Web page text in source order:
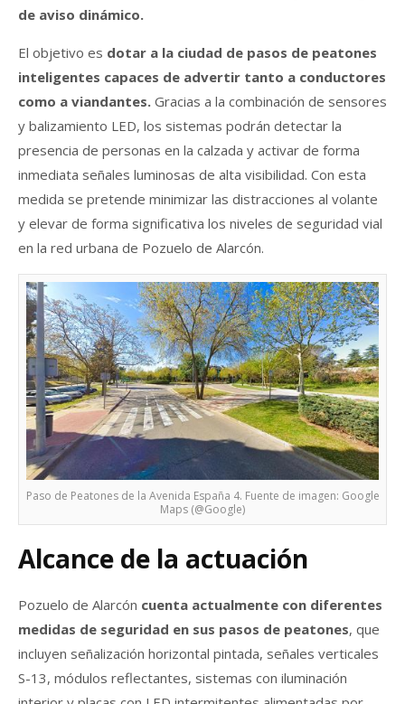
de aviso dinámico.
El objetivo es dotar a la ciudad de pasos de peatones
inteligentes capaces de advertir tanto a conductores
como a viandantes. Gracias a la combinación de sensores
y balizamiento LED, los sistemas podrán detectar la
presencia de personas en la calzada y activar de forma
inmediata señales luminosas de alta visibilidad. Con esta
medida se pretende minimizar las distracciones al volante
y elevar de forma significativa los niveles de seguridad vial
en la red urbana de Pozuelo de Alarcón.
Paso de Peatones de la Avenida España 4. Fuente de imagen: Google
Maps (@Google)
Alcance de la actuación
Pozuelo de Alarcón cuenta actualmente con diferentes
medidas de seguridad en sus pasos de peatones, que
incluyen señalización horizontal pintada, señales verticales
S-13, módulos reflectantes, sistemas con iluminación